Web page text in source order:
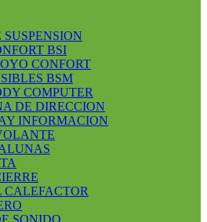
BSI
CONFORT
BSM
COMPUTER
DE DIRECCION
INFORMACION
CALEFACTOR
SONIDO